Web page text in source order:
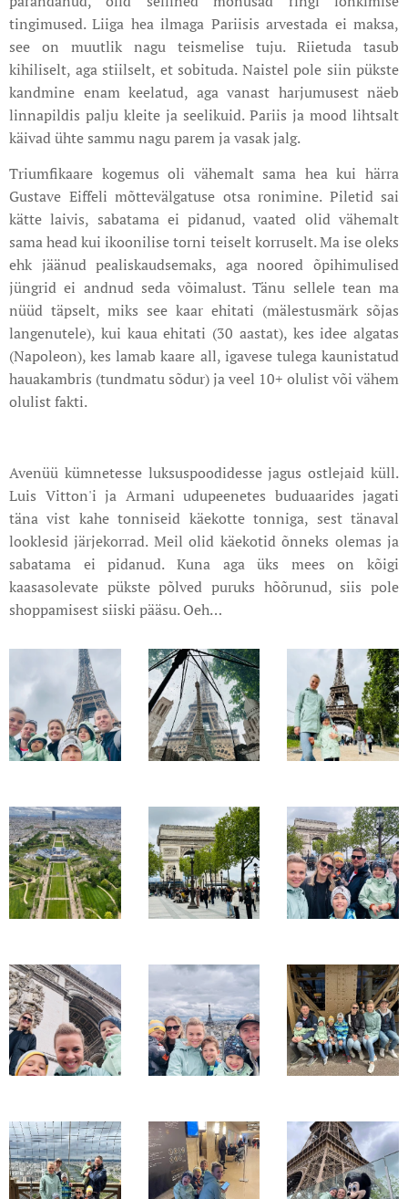
tingimused. Liiga hea ilmaga Pariisis arvestada ei maksa,
see on muutlik nagu teismelise tuju. Riietuda tasub
kihiliselt, aga stiilselt, et sobituda. Naistel pole siin pükste
kandmine enam keelatud, aga vanast harjumusest näeb
linnapildis palju kleite ja seelikuid. Pariis ja mood lihtsalt
käivad ühte sammu nagu parem ja vasak jalg.
Triumfikaare kogemus oli vähemalt sama hea kui härra
Gustave Eiffeli mõttevälgatuse otsa ronimine. Piletid sai
kätte laivis, sabatama ei pidanud, vaated olid vähemalt
sama head kui ikoonilise torni teiselt korruselt. Ma ise oleks
ehk jäänud pealiskaudsemaks, aga noored õpihimulised
jüngrid ei andnud seda võimalust. Tänu sellele tean ma
nüüd täpselt, miks see kaar ehitati (mälestusmärk sõjas
langenutele), kui kaua ehitati (30 aastat), kes idee algatas
(Napoleon), kes lamab kaare all, igavese tulega kaunistatud
hauakambris (tundmatu sõdur) ja veel 10+ olulist või vähem
olulist fakti.
Avenüü kümnetesse luksuspoodidesse jagus ostlejaid küll.
Luis Vitton'i ja Armani udupeenetes buduaarides jagati
täna vist kahe tonniseid käekotte tonniga, sest tänaval
looklesid järjekorrad. Meil olid käekotid õnneks olemas ja
sabatama ei pidanud. Kuna aga üks mees on kõigi
kaasasolevate pükste põlved puruks hõõrunud, siis pole
shoppamisest siiski pääsu. Oeh…